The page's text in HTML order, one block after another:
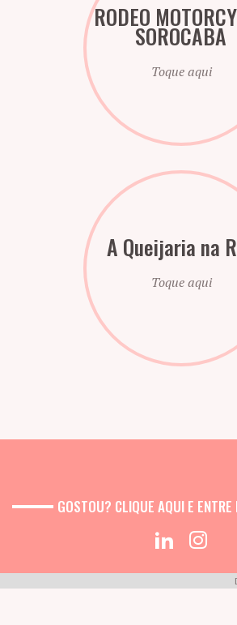
RODEO
SOROCABA
Toque aqui
A Queijaria na
Toque aqui
GOSTOU? CLIQUE AQUI E ENTRE